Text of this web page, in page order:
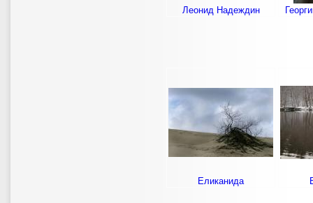
Леонид Надеждин
Еликанида